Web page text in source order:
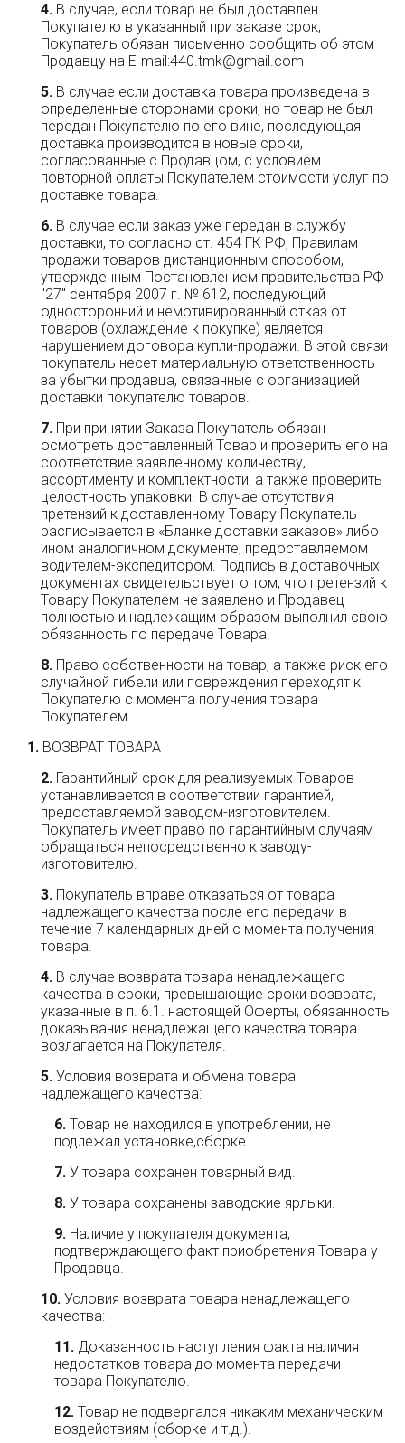
В случае, если товар не был доставлен
Покупателю в указанный при заказе срок,
Покупатель обязан письменно сообщить об этом
Продавцу на E-mail:440.tmk@gmail.com
В случае если доставка товара произведена в
определенные сторонами сроки, но товар не был
передан Покупателю по его вине, последующая
доставка производится в новые сроки,
согласованные с Продавцом, с условием
повторной оплаты Покупателем стоимости услуг по
доставке товара.
В случае если заказ уже передан в службу
доставки, то согласно ст. 454 ГК РФ, Правилам
продажи товаров дистанционным способом,
утвержденным Постановлением правительства РФ
"27" сентября 2007 г. № 612, последующий
односторонний и немотивированный отказ от
товаров (охлаждение к покупке) является
нарушением договора купли-продажи. В этой связи
покупатель несет материальную ответственность
за убытки продавца, связанные с организацией
доставки покупателю товаров.
При принятии Заказа Покупатель обязан
осмотреть доставленный Товар и проверить его на
соответствие заявленному количеству,
ассортименту и комплектности, а также проверить
целостность упаковки. В случае отсутствия
претензий к доставленному Товару Покупатель
расписывается в «Бланке доставки заказов» либо
ином аналогичном документе, предоставляемом
водителем-экспедитором. Подпись в доставочных
документах свидетельствует о том, что претензий к
Товару Покупателем не заявлено и Продавец
полностью и надлежащим образом выполнил свою
обязанность по передаче Товара.
Право собственности на товар, а также риск его
случайной гибели или повреждения переходят к
Покупателю с момента получения товара
Покупателем.
ВОЗВРАТ ТОВАРА
Гарантийный срок для реализуемых Товаров
устанавливается в соответствии гарантией,
предоставляемой заводом-изготовителем.
Покупатель имеет право по гарантийным случаям
обращаться непосредственно к заводу-
изготовителю.
Покупатель вправе отказаться от товара
надлежащего качества после его передачи в
течение 7 календарных дней с момента получения
товара.
В случае возврата товара ненадлежащего
качества в сроки, превышающие сроки возврата,
указанные в п. 6.1. настоящей Оферты, обязанность
доказывания ненадлежащего качества товара
возлагается на Покупателя.
Условия возврата и обмена товара
надлежащего качества:
Товар не находился в употреблении, не
подлежал установке,сборке.
У товара сохранен товарный вид.
У товара сохранены заводские ярлыки.
Наличие у покупателя документа,
подтверждающего факт приобретения Товара у
Продавца.
Условия возврата товара ненадлежащего
качества:
Доказанность наступления факта наличия
недостатков товара до момента передачи
товара Покупателю.
Товар не подвергался никаким механическим
воздействиям (сборке и т.д.).